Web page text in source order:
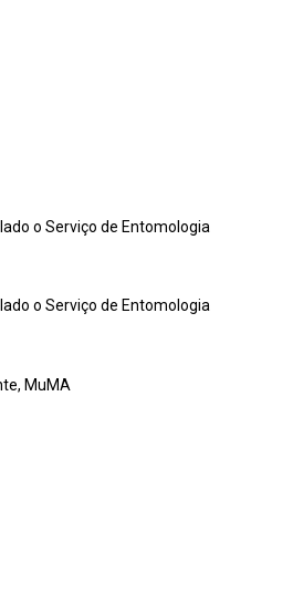
o Serviço de Entomologia
o Serviço de Entomologia
MuMA